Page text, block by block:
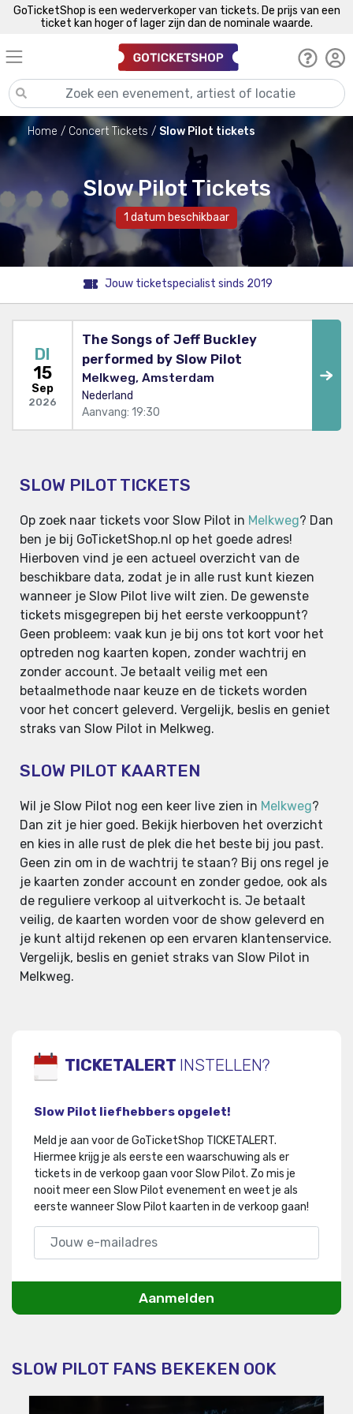
GoTicketShop is een wederverkoper van tickets. De prijs van een
ticket kan hoger of lager zijn dan de nominale waarde.
Home Concert Tickets Slow Pilot tickets
Slow Pilot Tickets
1 datum beschikbaar
Jouw ticketspecialist sinds 2019
DI
15
Sep
2026
The Songs of Jeff Buckley
performed by Slow Pilot
Melkweg, Amsterdam
Nederland
Aanvang: 19:30
SLOW PILOT TICKETS
Op zoek naar tickets voor Slow Pilot in Melkweg? Dan
ben je bij GoTicketShop.nl op het goede adres!
Hierboven vind je een actueel overzicht van de
beschikbare data, zodat je in alle rust kunt kiezen
wanneer je Slow Pilot live wilt zien. De gewenste
tickets misgegrepen bij het eerste verkooppunt?
Geen probleem: vaak kun je bij ons tot kort voor het
optreden nog kaarten kopen, zonder wachtrij en
zonder account. Je betaalt veilig met een
betaalmethode naar keuze en de tickets worden
voor het concert geleverd. Vergelijk, beslis en geniet
straks van Slow Pilot in Melkweg.
SLOW PILOT KAARTEN
Wil je Slow Pilot nog een keer live zien in Melkweg?
Dan zit je hier goed. Bekijk hierboven het overzicht
en kies in alle rust de plek die het beste bij jou past.
Geen zin om in de wachtrij te staan? Bij ons regel je
je kaarten zonder account en zonder gedoe, ook als
de reguliere verkoop al uitverkocht is. Je betaalt
veilig, de kaarten worden voor de show geleverd en
je kunt altijd rekenen op een ervaren klantenservice.
Vergelijk, beslis en geniet straks van Slow Pilot in
Melkweg.
TICKETALERT INSTELLEN?
Slow Pilot liefhebbers opgelet!
Meld je aan voor de GoTicketShop TICKETALERT.
Hiermee krijg je als eerste een waarschuwing als er
tickets in de verkoop gaan voor Slow Pilot. Zo mis je
nooit meer een Slow Pilot evenement en weet je als
eerste wanneer Slow Pilot kaarten in de verkoop gaan!
Aanmelden
SLOW PILOT FANS BEKEKEN OOK